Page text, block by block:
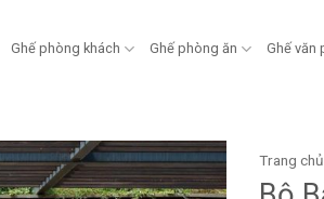
Ghế phòng khách Ghế phòng ăn Ghế văn
Trang chủ